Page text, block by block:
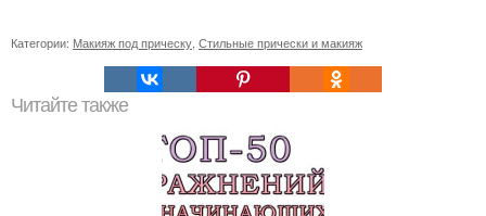
Категории: Макияж под прическу Стильные прически и макияж
Читайте также